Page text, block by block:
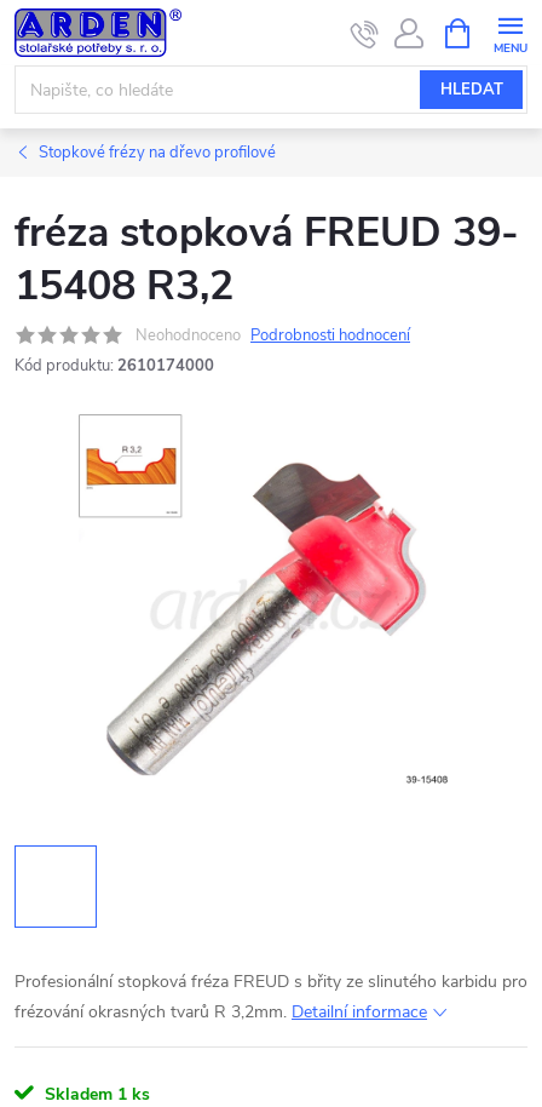
Přejít
na
obsah
HLEDAT
NÁKUPNÍ
KOŠÍK
Stopkové frézy na dřevo profilové
fréza stopková FREUD 39-
15408 R3,2
Neohodnoceno Podrobnosti hodnocení
Kód produktu: 2610174000
Profesionální stopková fréza FREUD s břity ze slinutého karbidu pro
frézování okrasných tvarů R 3,2mm. Detailní informace
Skladem 1 ks